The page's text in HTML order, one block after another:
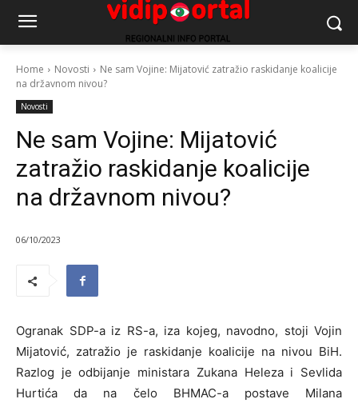
Home Novosti
Ne sam Vojine: Mijatović zatražio raskidanje koalicije
na državnom nivou?
Novosti
Ne sam Vojine: Mijatović
zatražio raskidanje koalicije
na državnom nivou?
06/10/2023
Ogranak SDP-a iz RS-a, iza kojeg, navodno, stoji Vojin
Mijatović, zatražio je raskidanje koalicije na nivou BiH.
Razlog je odbijanje ministara Zukana Heleza i Sevlida
Hurtića da na čelo BHMAC-a postave Milana